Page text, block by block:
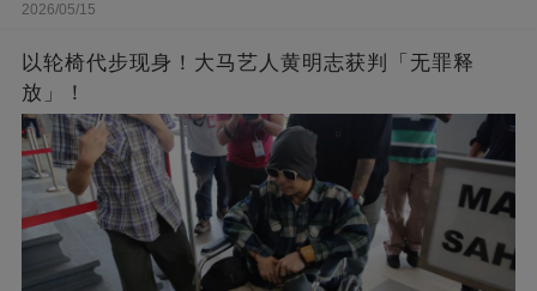
2026/05/15
以轮椅代步现身！大马艺人黄明志获判「无罪释
放」！